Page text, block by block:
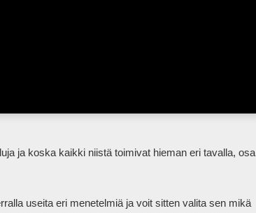
useita eri menetelmiä ja voit sitten valita sen mikä